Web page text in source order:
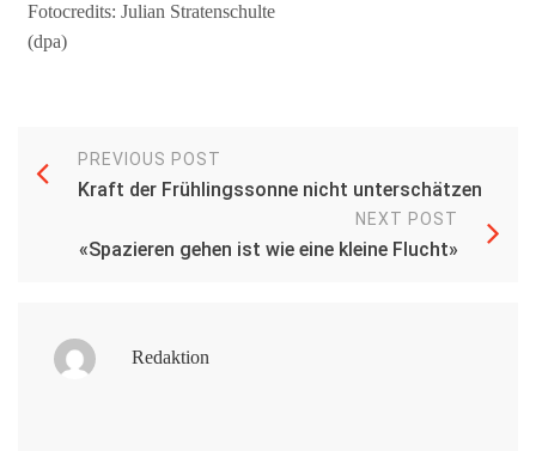
Fotocredits: Julian Stratenschulte
(dpa)
PREVIOUS POST
Kraft der Frühlingssonne nicht unterschätzen
NEXT POST
«Spazieren gehen ist wie eine kleine Flucht»
Redaktion